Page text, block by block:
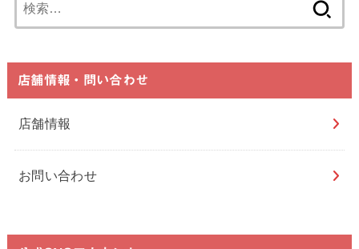
索:
店舗情報・問い合わせ
店舗情報
お問い合わせ